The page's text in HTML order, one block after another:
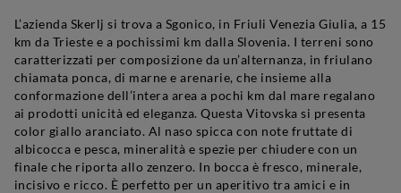
L’azienda Skerlj si trova a Sgonico, in Friuli Venezia Giulia, a 15
km da Trieste e a pochissimi km dalla Slovenia. I terreni sono
caratterizzati per composizione da un’alternanza, in friulano
chiamata ponca, di marne e arenarie, che insieme alla
conformazione dell’intera area a pochi km dal mare regalano
ai prodotti unicità ed eleganza. Questa Vitovska si presenta
color giallo aranciato. Al naso spicca con note fruttate di
albicocca e pesca, mineralità e spezie per chiudere con un
finale che riporta allo zenzero. In bocca è fresco, minerale,
incisivo e ricco. È perfetto per un aperitivo tra amici e in